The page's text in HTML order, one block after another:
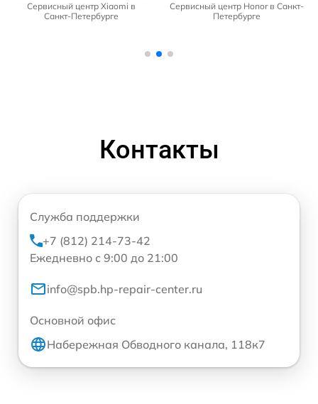
Сервисный центр Xiaomi в
Санкт-Петербурге
Сервисный центр Honor в Санкт-
Петербурге
Контакты
Служба поддержки
+7 (812) 214-73-42
Ежедневно с 9:00 до 21:00
info@spb.hp-repair-center.ru
Основной офис
Набережная Обводного канала, 118к7